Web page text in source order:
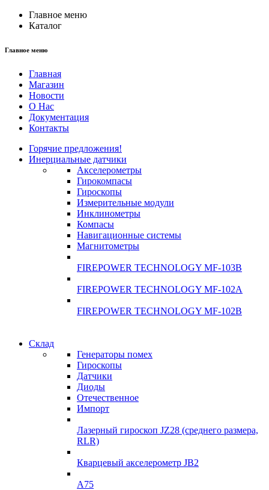
Главное меню
Каталог
Главное меню
Главная
Магазин
Новости
О Нас
Документация
Контакты
Горячие предложения!
Инерциальные датчики
Акселерометры
Гирокомпасы
Гироскопы
Измерительные модули
Инклинометры
Компасы
Навигационные системы
Магнитометры
FIREPOWER TECHNOLOGY MF-103B
FIREPOWER TECHNOLOGY MF-102A
FIREPOWER TECHNOLOGY MF-102B
Инклинометры
Подробнее
Инклинометры
подробнее
Склад
Генераторы помех
Гироскопы
Датчики
Диоды
Отечественное
Импорт
Лазерный гироскоп JZ28 (среднего размера,
RLR)
Кварцевый акселерометр JB2
A75